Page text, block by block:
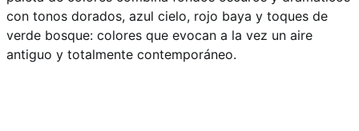
con tonos dorados, azul cielo, rojo baya y toques de
verde bosque: colores que evocan a la vez un aire
antiguo y totalmente contemporáneo.